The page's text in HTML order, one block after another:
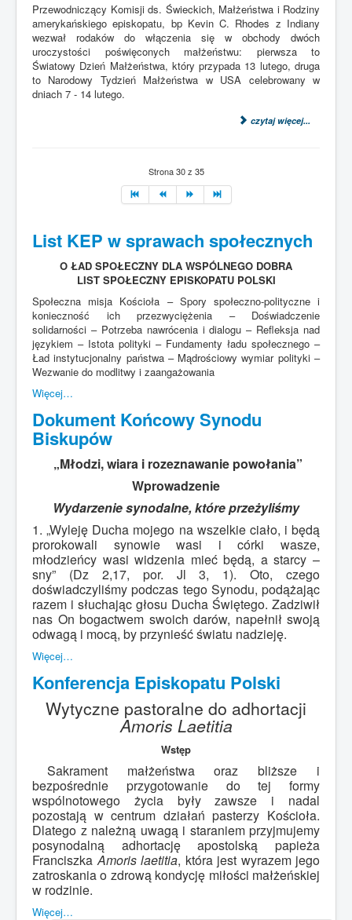
Przewodniczący Komisji ds. Świeckich, Małżeństwa i Rodziny
amerykańskiego episkopatu, bp Kevin C. Rhodes z Indiany
wezwał rodaków do włączenia się w obchody dwóch
uroczystości poświęconych małżeństwu: pierwsza to
Światowy Dzień Małżeństwa, który przypada 13 lutego, druga
to Narodowy Tydzień Małżeństwa w USA celebrowany w
dniach 7 - 14 lutego.
czytaj więcej...
Strona 30 z 35
List KEP w sprawach społecznych
O ŁAD SPOŁECZNY DLA WSPÓLNEGO DOBRA
LIST SPOŁECZNY EPISKOPATU POLSKI
Społeczna misja Kościoła – Spory społeczno-polityczne i
konieczność ich przezwyciężenia – Doświadczenie
solidarności – Potrzeba nawrócenia i dialogu – Refleksja nad
językiem – Istota polityki – Fundamenty ładu społecznego –
Ład instytucjonalny państwa – Mądrościowy wymiar polityki –
Wezwanie do modlitwy i zaangażowania
Więcej…
Dokument Końcowy Synodu
Biskupów
„Młodzi, wiara i rozeznawanie powołania”
Wprowadzenie
Wydarzenie synodalne, które przeżyliśmy
1. „Wyleję Ducha mojego na wszelkie ciało, i będą
prorokowali synowie wasi i córki wasze,
młodzieńcy wasi widzenia mieć będą, a starcy –
sny” (Dz 2,17, por. Jl 3, 1). Oto, czego
doświadczyliśmy podczas tego Synodu, podążając
razem i słuchając głosu Ducha Świętego. Zadziwił
nas On bogactwem swoich darów, napełnił swoją
odwagą i mocą, by przynieść światu nadzieję.
Więcej…
Konferencja Episkopatu Polski
Wytyczne pastoralne do adhortacji
Amoris Laetitia
Wstęp
Sakrament małżeństwa oraz bliższe i
bezpośrednie przygotowanie do tej formy
wspólnotowego życia były zawsze i nadal
pozostają w centrum działań pasterzy Kościoła.
Dlatego z należną uwagą i staraniem przyjmujemy
posynodalną adhortację apostolską papieża
FranciszkaAmoris laetitia, która jest wyrazem jego
zatroskania o zdrową kondycję miłości małżeńskiej
w rodzinie.
Więcej…